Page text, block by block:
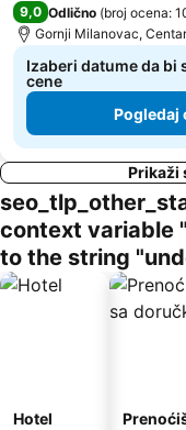
9,0 Odlično (broj ocena:
Gornji Milanovac,
Izaberi datume da bi
cene
Pogledaj
Prikaži
context variable
to the string
Hotel